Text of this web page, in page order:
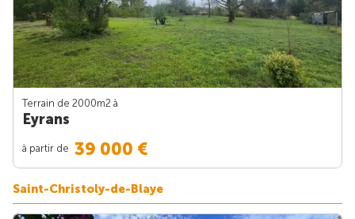
Terrain de 2000m2 à
Eyrans
à partir de 39 000 €
Saint-Christoly-de-Blaye